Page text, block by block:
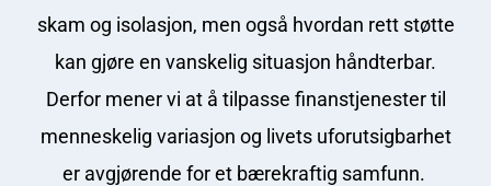
skam og isolasjon, men også hvordan rett støtte
kan gjøre en vanskelig situasjon håndterbar.
Derfor mener vi at å tilpasse finanstjenester til
menneskelig variasjon og livets uforutsigbarhet
er avgjørende for et bærekraftig samfunn.